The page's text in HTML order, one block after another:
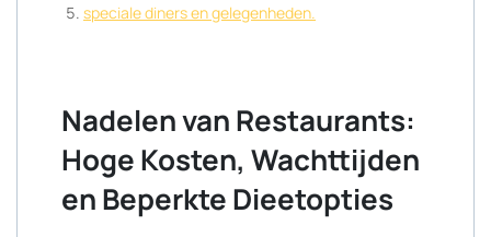
speciale diners en gelegenheden.
Nadelen van Restaurants:
Hoge Kosten, Wachttijden
en Beperkte Dieetopties